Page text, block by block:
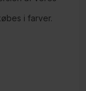
i farver.